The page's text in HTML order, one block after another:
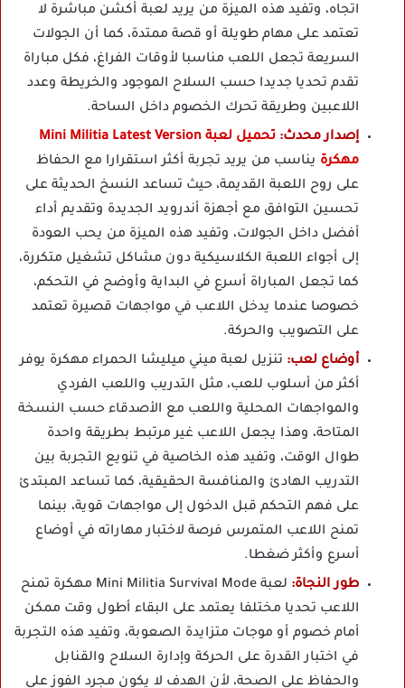
اتجاه، وتفيد هذه الميزة من يريد لعبة أكشن مباشرة لا
تعتمد على مهام طويلة أو قصة ممتدة، كما أن الجولات
السريعة تجعل اللعب مناسبا لأوقات الفراغ، فكل مباراة
تقدم تحديا جديدا حسب السلاح الموجود والخريطة وعدد
اللاعبين وطريقة تحرك الخصوم داخل الساحة.
إصدار محدث:
تحميل لعبة Mini Militia Latest Version
مهكرة يناسب من يريد تجربة أكثر استقرارا مع الحفاظ
على روح اللعبة القديمة، حيث تساعد النسخ الحديثة على
تحسين التوافق مع أجهزة أندرويد الجديدة وتقديم أداء
أفضل داخل الجولات، وتفيد هذه الميزة من يحب العودة
إلى أجواء اللعبة الكلاسيكية دون مشاكل تشغيل متكررة،
كما تجعل المباراة أسرع في البداية وأوضح في التحكم،
خصوصا عندما يدخل اللاعب في مواجهات قصيرة تعتمد
على التصويب والحركة.
أوضاع لعب: تنزيل لعبة ميني ميليشا الحمراء مهكرة يوفر
أكثر من أسلوب للعب، مثل التدريب واللعب الفردي
والمواجهات المحلية واللعب مع الأصدقاء حسب النسخة
المتاحة، وهذا يجعل اللاعب غير مرتبط بطريقة واحدة
طوال الوقت، وتفيد هذه الخاصية في تنويع التجربة بين
التدريب الهادئ والمنافسة الحقيقية، كما تساعد المبتدئ
على فهم التحكم قبل الدخول إلى مواجهات قوية، بينما
تمنح اللاعب المتمرس فرصة لاختبار مهاراته في أوضاع
أسرع وأكثر ضغطا.
طور النجاة:
لعبة Mini Militia Survival Mode مهكرة تمنح
اللاعب تحديا مختلفا يعتمد على البقاء أطول وقت ممكن
أمام خصوم أو موجات متزايدة الصعوبة، وتفيد هذه التجربة
في اختبار القدرة على الحركة وإدارة السلاح والقنابل
والحفاظ على الصحة، لأن الهدف لا يكون مجرد الفوز على